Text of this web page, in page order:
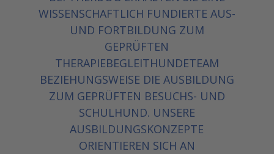
WISSENSCHAFTLICH FUNDIERTE AUS-
UND FORTBILDUNG ZUM
GEPRÜFTEN
THERAPIEBEGLEITHUNDETEAM
BEZIEHUNGSWEISE DIE AUSBILDUNG
ZUM GEPRÜFTEN BESUCHS- UND
SCHULHUND. UNSERE
AUSBILDUNGSKONZEPTE
ORIENTIEREN SICH AN